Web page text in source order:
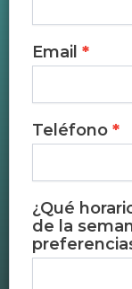
yoga
Email *
Teléfono *
¿Qué
de la